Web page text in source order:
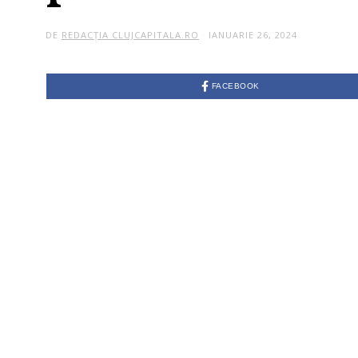
DE REDACȚIA CLUJCAPITALA.RO IANUARIE 26, 2024
FACEBOOK